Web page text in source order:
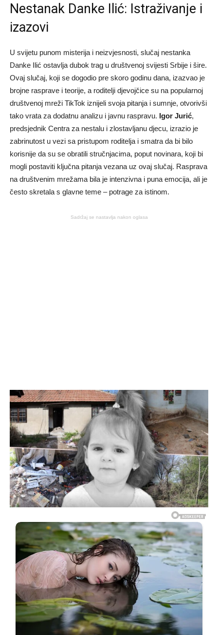
Nestanak Danke Ilić: Istraživanje i
izazovi
U svijetu punom misterija i neizvjesnosti, slučaj nestanka
Danke Ilić ostavlja dubok trag u društvenoj svijesti Srbije i šire.
Ovaj slučaj, koji se dogodio pre skoro godinu dana, izazvao je
brojne rasprave i teorije, a roditelji djevojčice su na popularnoj
društvenoj mreži TikTok iznijeli svoja pitanja i sumnje, otvorivši
tako vrata za dodatnu analizu i javnu raspravu. Igor Jurić,
predsjednik Centra za nestalu i zlostavljanu djecu, izrazio je
zabrinutost u vezi sa pristupom roditelja i smatra da bi bilo
korisnije da su se obratili stručnjacima, poput novinara, koji bi
mogli postaviti ključna pitanja vezana uz ovaj slučaj. Rasprava
na društvenim mrežama bila je intenzivna i puna emocija, ali je
često skretala s glavne teme – potrage za istinom.
Sadržaj se nastavlja nakon oglasa